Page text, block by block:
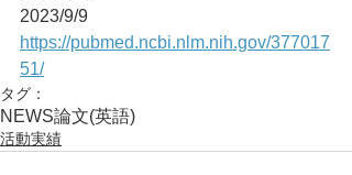
2023/9/9
https://pubmed.ncbi.nlm.nih.gov/377017
51/
タグ：
NEWS論文(英語)
活動実績